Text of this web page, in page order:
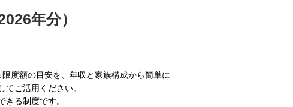
2026年分）
度額の目安を、年収と家族構成から簡単に
ご活用ください。
る制度です。